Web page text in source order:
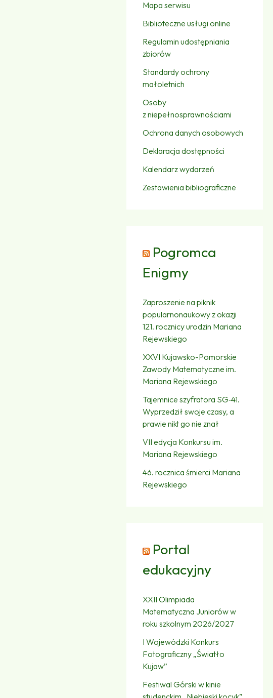
Mapa serwisu
Biblioteczne usługi online
Regulamin udostępniania
zbiorów
Standardy ochrony
małoletnich
Osoby
z niepełnosprawnościami
Ochrona danych osobowych
Deklaracja dostępności
Kalendarz wydarzeń
Zestawienia bibliograficzne
Pogromca
Enigmy
Zaproszenie na piknik
popularnonaukowy z okazji
121. rocznicy urodzin Mariana
Rejewskiego
XXVI Kujawsko-Pomorskie
Zawody Matematyczne im.
Mariana Rejewskiego
Tajemnice szyfratora SG‑41.
Wyprzedził swoje czasy, a
prawie nikt go nie znał
VII edycja Konkursu im.
Mariana Rejewskiego
46. rocznica śmierci Mariana
Rejewskiego
Portal
edukacyjny
XXII Olimpiada
Matematyczna Juniorów w
roku szkolnym 2026/2027
I Wojewódzki Konkurs
Fotograficzny „Światło
Kujaw”
Festiwal Górski w kinie